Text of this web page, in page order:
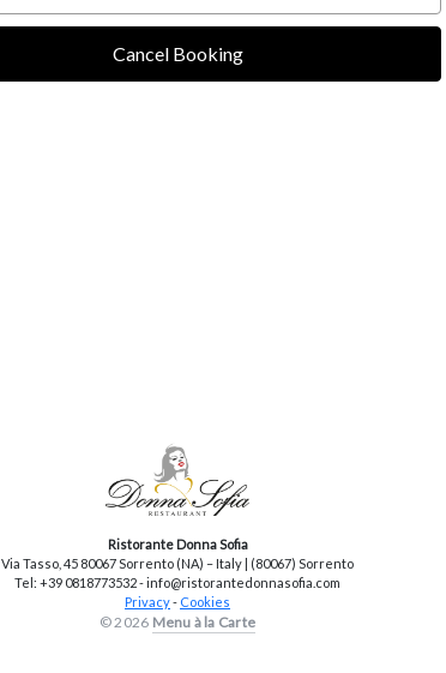
Ristorante Donna Sofia
Via Tasso, 45 80067 Sorrento (NA) – Italy | (80067) Sorrento
Tel: +39 0818773532 - info@ristorantedonnasofia.com
Privacy- Cookies
© 2026 Menu à la Carte